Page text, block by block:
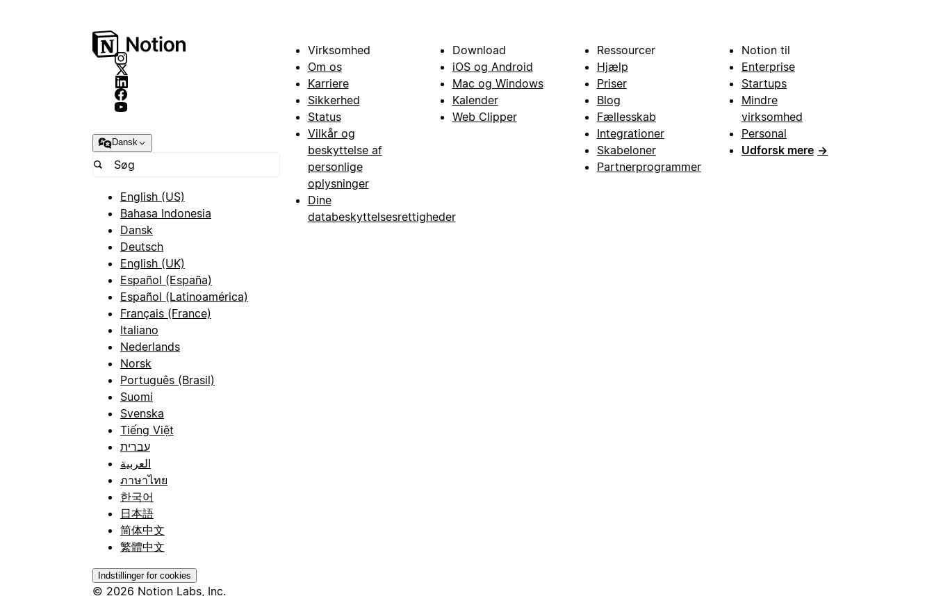
Dansk
English (US)
Bahasa Indonesia
Dansk
Deutsch
English (UK)
Español (España)
Español (Latinoamérica)
Français (France)
Italiano
Nederlands
Norsk
Português (Brasil)
Suomi
Svenska
Tiếng Việt
עברית
العربية
ภาษาไทย
한국어
日本語
简体中文
繁體中文
Indstillinger for cookies
© 2026 Notion Labs, Inc.
Virksomhed
Om os
Karriere
Sikkerhed
Status
Vilkår og
beskyttelse af
personlige
oplysninger
Dine
databeskyttelsesrettigheder
Download
iOS og Android
Mac og Windows
Kalender
Web Clipper
Ressourcer
Hjælp
Priser
Blog
Fællesskab
Integrationer
Skabeloner
Partnerprogrammer
Notion til
Enterprise
Startups
Mindre
virksomhed
Personal
Udforsk mere →